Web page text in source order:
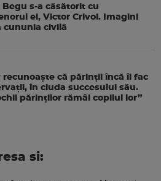
Begu s-a căsătorit cu
ei, Victor Crivoi. Imagini
cununia civilă
recunoaște că părinții încă îi fac
în ciuda succesului său.
părinților rămâi copilul lor”
si: